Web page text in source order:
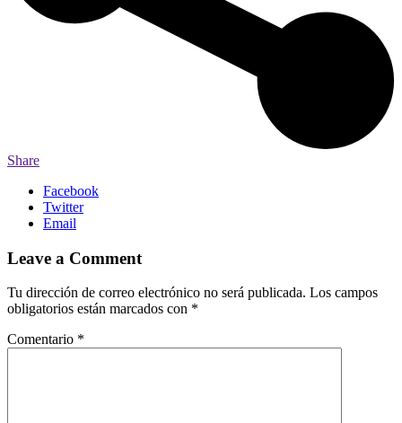
Share
Facebook
Twitter
Email
Leave a Comment
Tu dirección de correo electrónico no será publicada. Los campos
obligatorios están marcados con *
Comentario *